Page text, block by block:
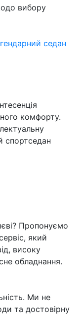
вибору
седан
комфорту.
спортседан
Пропонуємо
який
високу
обладнання.
Ми не
та достовірну